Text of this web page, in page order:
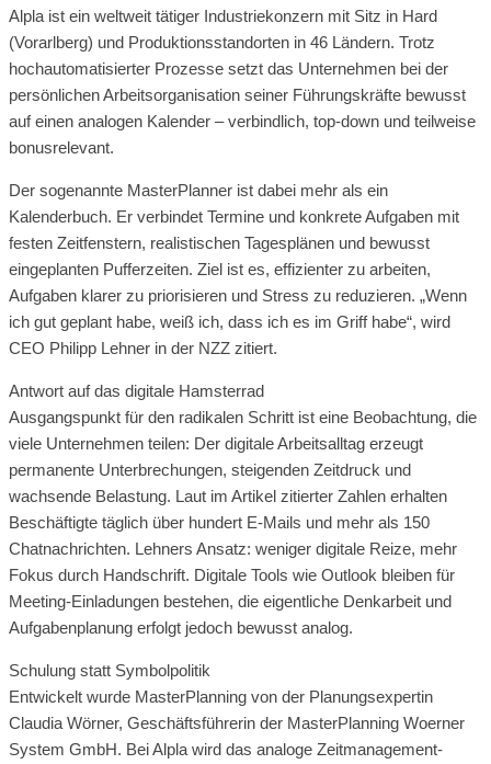
Alpla ist ein weltweit tätiger Industriekonzern mit Sitz in Hard
(Vorarlberg) und Produktionsstandorten in 46 Ländern. Trotz
hochautomatisierter Prozesse setzt das Unternehmen bei der
persönlichen Arbeitsorganisation seiner Führungskräfte bewusst
auf einen analogen Kalender – verbindlich, top-down und teilweise
bonusrelevant.
Der sogenannte MasterPlanner ist dabei mehr als ein
Kalenderbuch. Er verbindet Termine und konkrete Aufgaben mit
festen Zeitfenstern, realistischen Tagesplänen und bewusst
eingeplanten Pufferzeiten. Ziel ist es, effizienter zu arbeiten,
Aufgaben klarer zu priorisieren und Stress zu reduzieren. „Wenn
ich gut geplant habe, weiß ich, dass ich es im Griff habe“, wird
CEO Philipp Lehner in der NZZ zitiert.
Antwort auf das digitale Hamsterrad
Ausgangspunkt für den radikalen Schritt ist eine Beobachtung, die
viele Unternehmen teilen: Der digitale Arbeitsalltag erzeugt
permanente Unterbrechungen, steigenden Zeitdruck und
wachsende Belastung. Laut im Artikel zitierter Zahlen erhalten
Beschäftigte täglich über hundert E-Mails und mehr als 150
Chatnachrichten. Lehners Ansatz: weniger digitale Reize, mehr
Fokus durch Handschrift. Digitale Tools wie Outlook bleiben für
Meeting-Einladungen bestehen, die eigentliche Denkarbeit und
Aufgabenplanung erfolgt jedoch bewusst analog.
Schulung statt Symbolpolitik
Entwickelt wurde MasterPlanning von der Planungsexpertin
Claudia Wörner, Geschäftsführerin der MasterPlanning Woerner
System GmbH. Bei Alpla wird das analoge Zeitmanagement-